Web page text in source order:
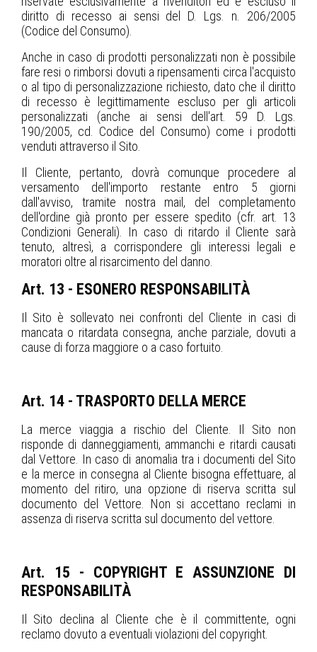
diritto di recesso ai sensi del D. Lgs. n. 206/2005
(Codice del Consumo).
Anche in caso di prodotti personalizzati non è possibile
fare resi o rimborsi dovuti a ripensamenti circa l'acquisto
o al tipo di personalizzazione richiesto, dato che il diritto
di recesso è legittimamente escluso per gli articoli
personalizzati (anche ai sensi dell'art. 59 D. Lgs.
190/2005, cd. Codice del Consumo) come i prodotti
venduti attraverso il Sito.
Il Cliente, pertanto, dovrà comunque procedere al
versamento dell'importo restante entro 5 giorni
dall'avviso, tramite nostra mail, del completamento
dell'ordine già pronto per essere spedito (cfr. art. 13
Condizioni Generali). In caso di ritardo il Cliente sarà
tenuto, altresì, a corrispondere gli interessi legali e
moratori oltre al risarcimento del danno.
Art. 13 - ESONERO RESPONSABILITÀ
Il Sito è sollevato nei confronti del Cliente in casi di
mancata o ritardata consegna, anche parziale, dovuti a
cause di forza maggiore o a caso fortuito.
Art. 14 - TRASPORTO DELLA MERCE
La merce viaggia a rischio del Cliente. Il Sito non
risponde di danneggiamenti, ammanchi e ritardi causati
dal Vettore. In caso di anomalia tra i documenti del Sito
e la merce in consegna al Cliente bisogna effettuare, al
momento del ritiro, una opzione di riserva scritta sul
documento del Vettore. Non si accettano reclami in
assenza di riserva scritta sul documento del vettore.
Art. 15 - COPYRIGHT E ASSUNZIONE DI
RESPONSABILITÀ
Il Sito declina al Cliente che è il committente, ogni
reclamo dovuto a eventuali violazioni del copyright.